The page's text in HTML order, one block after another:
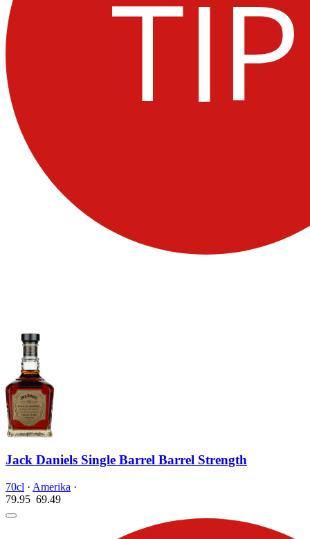
Jack Daniels Single Barrel Barrel Strength
70cl · Amerika ·
79.95 69.49